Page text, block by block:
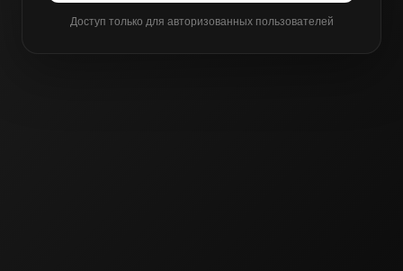
Доступ только для авторизованных пользователей